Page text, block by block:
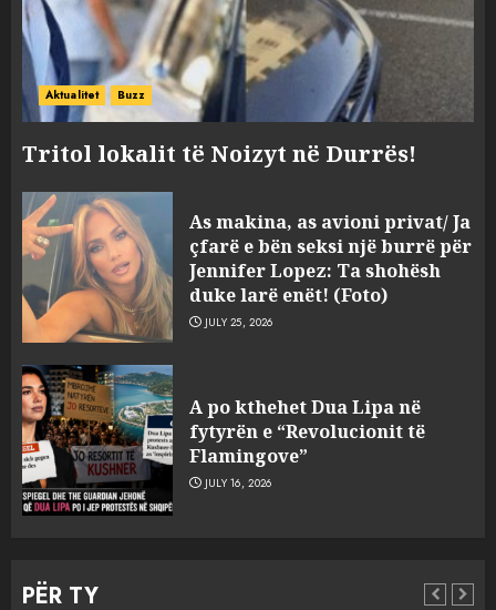
Aktualitet Buzz
Tritol lokalit të Noizyt në Durrës!
As makina, as avioni privat/ Ja
çfarë e bën seksi një burrë për
Jennifer Lopez: Ta shohësh
duke larë enët! (Foto)
JULY 25, 2026
A po kthehet Dua Lipa në
fytyrën e “Revolucionit të
Flamingove”
JULY 16, 2026
PËR TY
3
racist në rrjetet sociale ndaj
gazetarit grek me origjinë
shqiptare: Je mysafir këtu,
nuk duhet të flasësh!
AUGUST 8, 2026
4
burgosur përfundojnë në
spital! (Emrat)
AUGUST 8, 2026
flagrancë autori i dyshuar në